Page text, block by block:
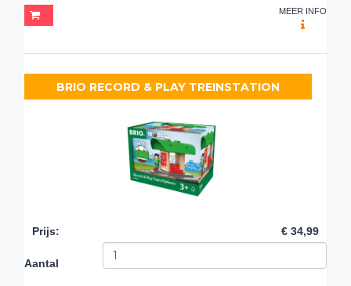
MEER INFO
BRIO RECORD & PLAY TREINSTATION
Prijs: € 34,99
Aantal